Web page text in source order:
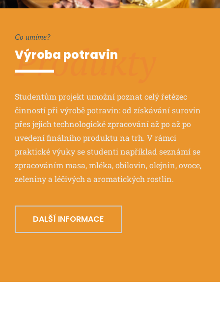
Produkty
Co umíme?
Výroba potravin
Studentům projekt umožní poznat celý řetězec
činností při výrobě potravin: od získávání surovin
přes jejich technologické zpracování až po až po
uvedení finálního produktu na trh. V rámci
praktické výuky se studenti například seznámí se
zpracováním masa, mléka, obilovin, olejnin, ovoce,
zeleniny a léčivých a aromatických rostlin.
DALŠÍ INFORMACE